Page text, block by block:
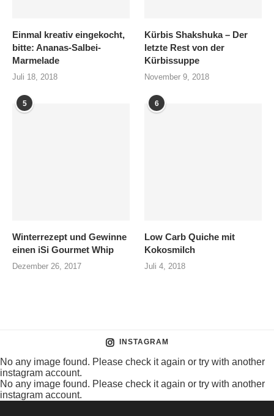
Einmal kreativ eingekocht,
bitte: Ananas-Salbei-
Marmelade
Juli 18, 2018
Kürbis Shakshuka – Der
letzte Rest von der
Kürbissuppe
November 9, 2018
5
Winterrezept und Gewinne
einen iSi Gourmet Whip
Dezember 26, 2017
6
Low Carb Quiche mit
Kokosmilch
Juli 4, 2018
INSTAGRAM
No any image found. Please check it again or try with another
instagram account.
No any image found. Please check it again or try with another
instagram account.